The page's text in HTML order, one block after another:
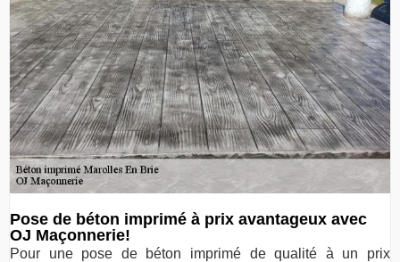
Pose de béton imprimé à prix avantageux avec
OJ Maçonnerie!
Pour une pose de béton imprimé de qualité à un prix